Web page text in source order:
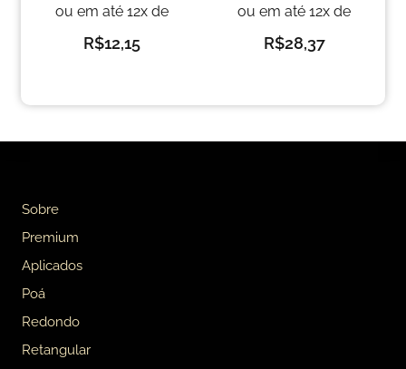
ou em até 12x de
R$12,15
ou em até 12x de
R$28,37
Sobre
Premium
Aplicados
Poá
Redondo
Retangular